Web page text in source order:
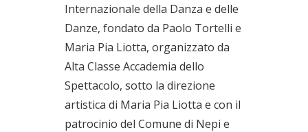
Internazionale della Danza e delle
Danze, fondato da Paolo Tortelli e
Maria Pia Liotta, organizzato da
Alta Classe Accademia dello
Spettacolo, sotto la direzione
artistica di Maria Pia Liotta e con il
patrocinio del Comune di Nepi e